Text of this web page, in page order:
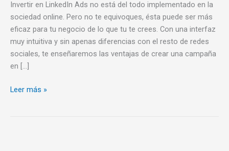
Invertir en LinkedIn Ads no está del todo implementado en la
sociedad online. Pero no te equivoques, ésta puede ser más
eficaz para tu negocio de lo que tu te crees. Con una interfaz
muy intuitiva y sin apenas diferencias con el resto de redes
sociales, te enseñaremos las ventajas de crear una campaña
en […]
de
Ads
Leer más »